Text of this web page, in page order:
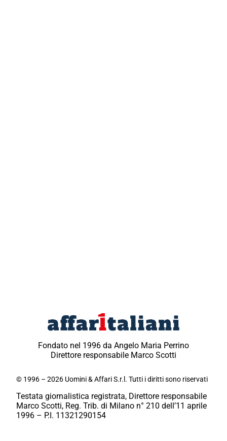
Fondato nel 1996 da Angelo Maria Perrino
Direttore responsabile Marco Scotti
© 1996 – 2026 Uomini & Affari S.r.l. Tutti i diritti sono riservati
Testata giornalistica registrata, Direttore responsabile
Marco Scotti, Reg. Trib. di Milano n° 210 dell’11 aprile
1996 – P.I. 11321290154